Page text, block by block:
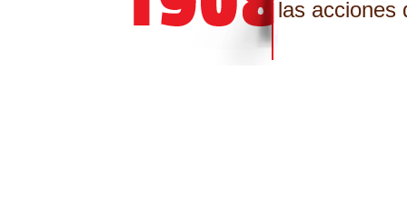
las acciones